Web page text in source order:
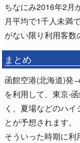
ちなにみ2016年2月
月平均で1千人未満
がない限り利用客数
まとめ
函館空港(北海道)発
を利用して、東京-
く、夏場などのハ
とが予想されます。
そういった時期に利